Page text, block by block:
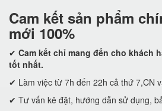
Cam kết sản phẩm
mới 100%
✔ Cam kết chỉ mang đến cho khách
tốt nhất.
✔ Làm việc từ 7h đến 22h cả thứ 7,CN
✔ Tư vấn kê đặt, hướng dẫn sử dụng,